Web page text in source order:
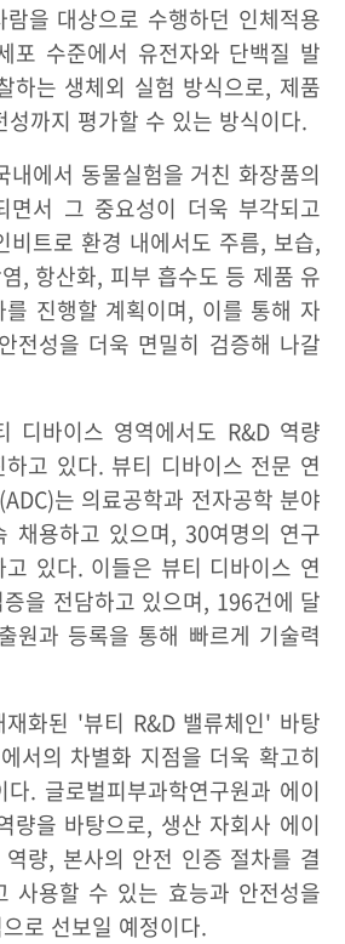
을 대상으로 수행하던 인체적용
포 수준에서 유전자와 단백질 발
하는 생체외 실험 방식으로, 제품
성까지 평가할 수 있는 방식이다.
내에서 동물실험을 거친 화장품의
면서 그 중요성이 더욱 부각되고
비트로 환경 내에서도 주름, 보습,
, 항산화, 피부 흡수도 등 제품 유
진행할 계획이며, 이를 통해 자
전성을 더욱 면밀히 검증해 나갈
디바이스 영역에서도 R&D 역량
고 있다. 뷰티 디바이스 전문 연
는 의료공학과 전자공학 분야
채용하고 있으며, 30여명의 연구
있다. 이들은 뷰티 디바이스 연
을 전담하고 있으며, 196건에 달
원과 등록을 통해 빠르게 기술력
화된 '뷰티 R&D 밸류체인' 바탕
서의 차별화 지점을 더욱 확고히
. 글로벌피부과학연구원과 에이
량을 바탕으로, 생산 자회사 에이
량, 본사의 안전 인증 절차를 결
사용할 수 있는 효능과 안전성을
로 선보일 예정이다.